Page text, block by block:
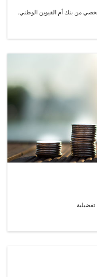
من بنك أم القيوين الوطني.